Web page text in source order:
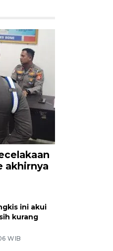
akhirnya
ini akui
kurang
WIB